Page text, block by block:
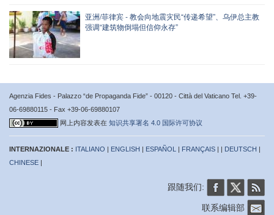
亚洲/菲律宾 - 教会向地震灾民“传递希望”、乌伊总主教
强调“建筑物倒塌但信仰永存”
Agenzia Fides - Palazzo “de Propaganda Fide” - 00120 - Città del Vaticano Tel. +39-
06-69880115 - Fax +39-06-69880107
网上内容发表在 知识共享署名 4.0 国际许可协议
INTERNAZIONALE : ITALIANO | ENGLISH | ESPAÑOL | FRANÇAIS | | DEUTSCH |
CHINESE |
跟随我们:
联系编辑部